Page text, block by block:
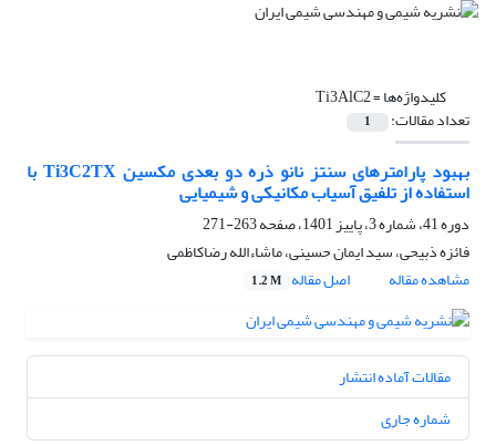
کلیدواژه‌ها =Ti3AlC2
تعداد مقالات: 1
بهبود پارامترهای سنتز نانو ذره دو بعدی مکسین Ti3C2TX با
استفاده از تلفیق آسیاب مکانیکی و شیمیایی
دوره 41، شماره 3، پاییز 1401، صفحه
263-271
فائزه ذبیحی، سید ایمان حسینی، ماشاءالله رضاکاظمی
مشاهده مقاله
اصل مقاله 1.2 M
مقالات آماده انتشار
شماره جاری